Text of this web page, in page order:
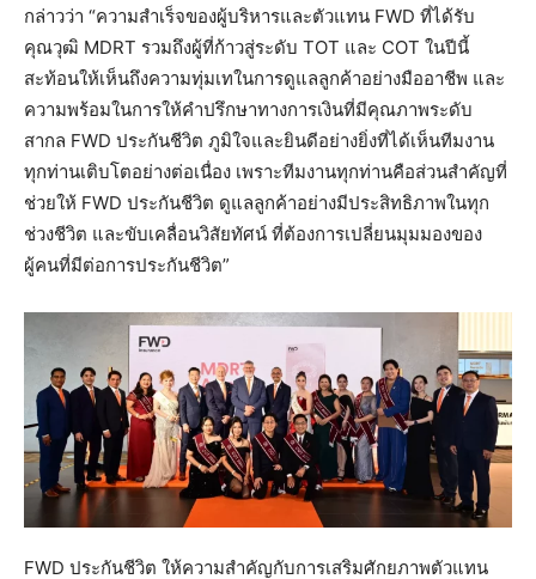
กล่าวว่า “ความสำเร็จของผู้บริหารและตัวแทน FWD ที่ได้รับ
คุณวุฒิ MDRT รวมถึงผู้ที่ก้าวสู่ระดับ TOT และ COT ในปีนี้
สะท้อนให้เห็นถึงความทุ่มเทในการดูแลลูกค้าอย่างมืออาชีพ และ
ความพร้อมในการให้คำปรึกษาทางการเงินที่มีคุณภาพระดับ
สากล FWD ประกันชีวิต ภูมิใจและยินดีอย่างยิ่งที่ได้เห็นทีมงาน
ทุกท่านเติบโตอย่างต่อเนื่อง เพราะทีมงานทุกท่านคือส่วนสำคัญที่
ช่วยให้ FWD ประกันชีวิต ดูแลลูกค้าอย่างมีประสิทธิภาพในทุก
ช่วงชีวิต และขับเคลื่อนวิสัยทัศน์ ที่ต้องการเปลี่ยนมุมมองของ
ผู้คนที่มีต่อการประกันชีวิต”
FWD ประกันชีวิต ให้ความสำคัญกับการเสริมศักยภาพตัวแทน